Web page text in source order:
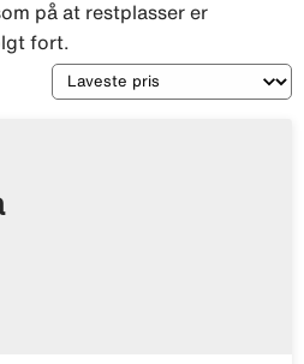
på at restplasser er
fort.
Sortering